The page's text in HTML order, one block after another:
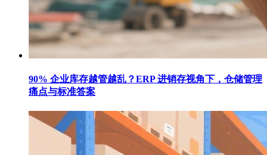
90% 企业库存越管越乱？ERP 进销存视角下，仓储管理
痛点与标准答案